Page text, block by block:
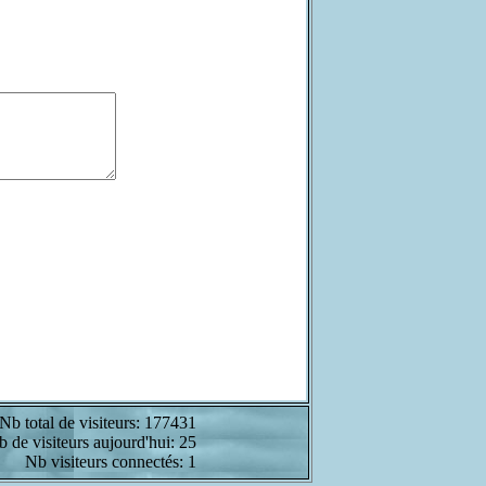
Nb total de visiteurs: 177431
de visiteurs aujourd'hui: 25
Nb visiteurs connectés: 1